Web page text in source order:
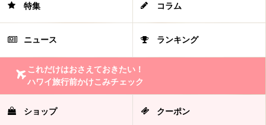
特集 コラム
ニュース ランキング
これだけはおさえておきたい！
ハワイ旅行前かけこみチェック
ショップ クーポン